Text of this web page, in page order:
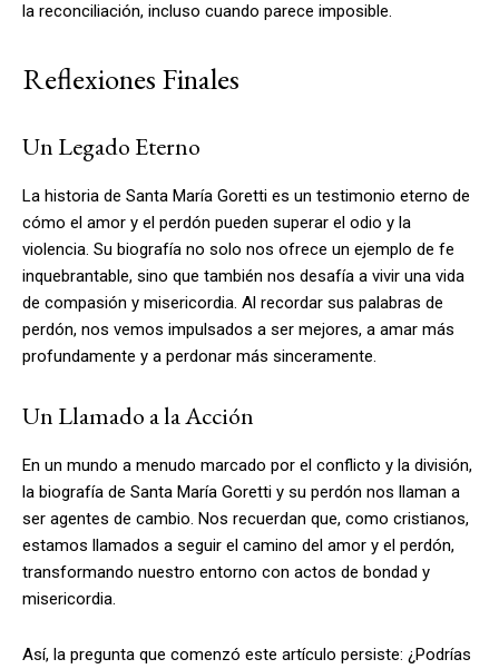
la reconciliación, incluso cuando parece imposible.
Reflexiones Finales
Un Legado Eterno
La historia de Santa María Goretti es un testimonio eterno de
cómo el amor y el perdón pueden superar el odio y la
violencia. Su biografía no solo nos ofrece un ejemplo de fe
inquebrantable, sino que también nos desafía a vivir una vida
de compasión y misericordia. Al recordar sus palabras de
perdón, nos vemos impulsados a ser mejores, a amar más
profundamente y a perdonar más sinceramente.
Un Llamado a la Acción
En un mundo a menudo marcado por el conflicto y la división,
la biografía de Santa María Goretti y su perdón nos llaman a
ser agentes de cambio. Nos recuerdan que, como cristianos,
estamos llamados a seguir el camino del amor y el perdón,
transformando nuestro entorno con actos de bondad y
misericordia.
Así, la pregunta que comenzó este artículo persiste: ¿Podrías